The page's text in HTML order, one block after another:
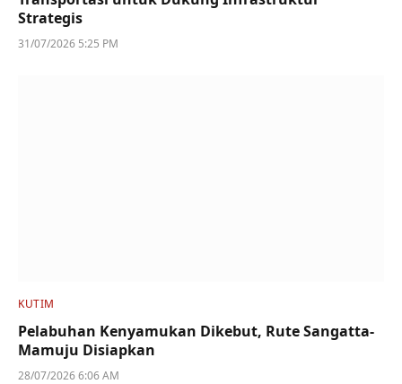
Strategis
31/07/2026 5:25 PM
KUTIM
Pelabuhan Kenyamukan Dikebut, Rute Sangatta-
Mamuju Disiapkan
28/07/2026 6:06 AM